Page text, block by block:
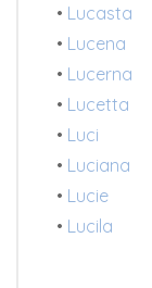
• Lucasta
• Lucena
• Lucerna
• Lucetta
• Luci
• Luciana
• Lucie
• Lucila